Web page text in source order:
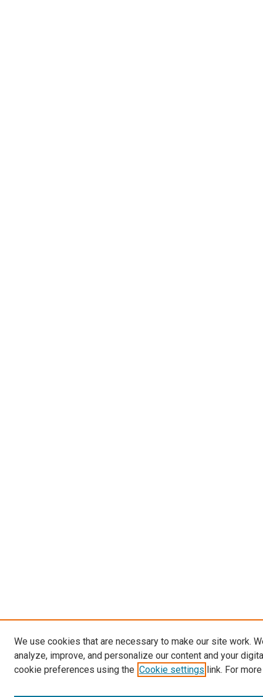
We use cookies that are necessary to make our site work.
analyze, improve, and personalize our content and your
cookie preferences using the Cookie settings link. For